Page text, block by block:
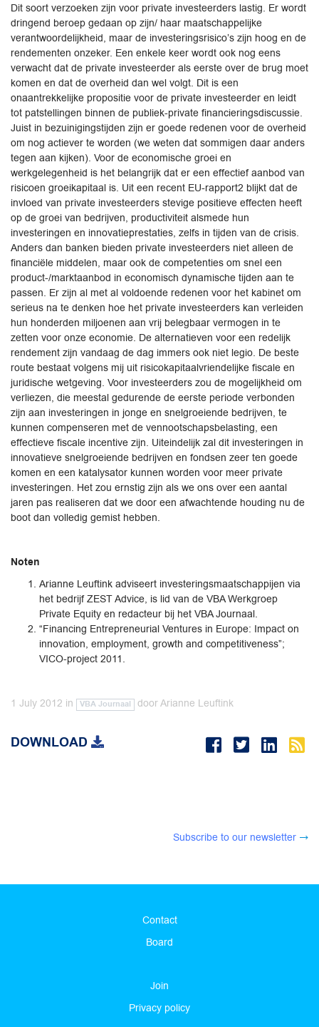
Dit soort verzoeken zijn voor private investeerders lastig. Er wordt
dringend beroep gedaan op zijn/ haar maatschappelijke
verantwoordelijkheid, maar de investeringsrisico’s zijn hoog en de
rendementen onzeker. Een enkele keer wordt ook nog eens
verwacht dat de private investeerder als eerste over de brug moet
komen en dat de overheid dan wel volgt. Dit is een
onaantrekkelijke propositie voor de private investeerder en leidt
tot patstellingen binnen de publiek-private financieringsdiscussie.
Juist in bezuinigingstijden zijn er goede redenen voor de overheid
om nog actiever te worden (we weten dat sommigen daar anders
tegen aan kijken). Voor de economische groei en
werkgelegenheid is het belangrijk dat er een effectief aanbod van
risicoen groeikapitaal is. Uit een recent EU-rapport2 blijkt dat de
invloed van private investeerders stevige positieve effecten heeft
op de groei van bedrijven, productiviteit alsmede hun
investeringen en innovatieprestaties, zelfs in tijden van de crisis.
Anders dan banken bieden private investeerders niet alleen de
financiële middelen, maar ook de competenties om snel een
product-/marktaanbod in economisch dynamische tijden aan te
passen. Er zijn al met al voldoende redenen voor het kabinet om
serieus na te denken hoe het private investeerders kan verleiden
hun honderden miljoenen aan vrij belegbaar vermogen in te
zetten voor onze economie. De alternatieven voor een redelijk
rendement zijn vandaag de dag immers ook niet legio. De beste
route bestaat volgens mij uit risicokapitaalvriendelijke fiscale en
juridische wetgeving. Voor investeerders zou de mogelijkheid om
verliezen, die meestal gedurende de eerste periode verbonden
zijn aan investeringen in jonge en snelgroeiende bedrijven, te
kunnen compenseren met de vennootschapsbelasting, een
effectieve fiscale incentive zijn. Uiteindelijk zal dit investeringen in
innovatieve snelgroeiende bedrijven en fondsen zeer ten goede
komen en een katalysator kunnen worden voor meer private
investeringen. Het zou ernstig zijn als we ons over een aantal
jaren pas realiseren dat we door een afwachtende houding nu de
boot dan volledig gemist hebben.
Noten
Arianne Leuftink adviseert investeringsmaatschappijen via
het bedrijf ZEST Advice, is lid van de VBA Werkgroep
Private Equity en redacteur bij het VBA Journaal.
“Financing Entrepreneurial Ventures in Europe: Impact on
innovation, employment, growth and competitiveness”;
VICO-project 2011.
1 July 2012 in VBA Journaal doorArianne Leuftink
DOWNLOAD
Subscribe to our newsletter
Contact
Board
Join
Privacy policy